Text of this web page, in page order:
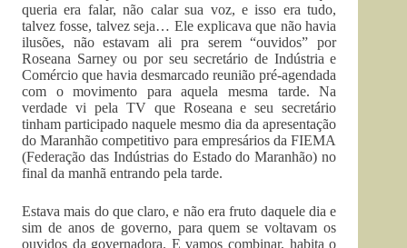
queria era falar, não calar sua voz, e isso era tudo,
talvez fosse, talvez seja… Ele explicava que não havia
ilusões, não estavam ali pra serem “ouvidos” por
Roseana Sarney ou por seu secretário de Indústria e
Comércio que havia desmarcado reunião pré-agendada
com o movimento para aquela mesma tarde. Na
verdade vi pela TV que Roseana e seu secretário
tinham participado naquele mesmo dia da apresentação
do Maranhão competitivo para empresários da FIEMA
(Federação das Indústrias do Estado do Maranhão) no
final da manhã entrando pela tarde.
Estava mais do que claro, e não era fruto daquele dia e
sim de anos de governo, para quem se voltavam os
ouvidos da governadora. E vamos combinar, habita o